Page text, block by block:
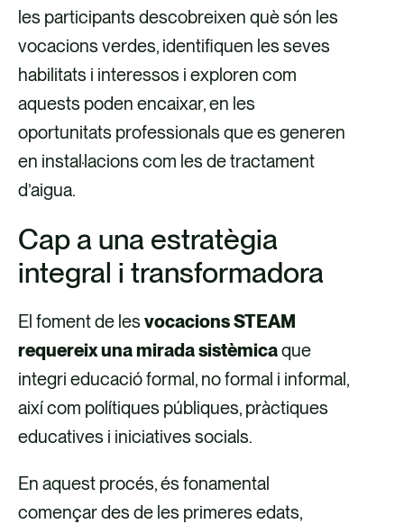
les participants descobreixen què són les
vocacions verdes, identifiquen les seves
habilitats i interessos i exploren com
aquests poden encaixar, en les
oportunitats professionals que es generen
en instal·lacions com les de tractament
d’aigua.
Cap a una estratègia
integral i transformadora
El foment de les vocacions STEAM
requereix una mirada sistèmicaque
integri educació formal, no formal i informal,
així com polítiques públiques, pràctiques
educatives i iniciatives socials.
En aquest procés, és fonamental
començar des de les primeres edats,